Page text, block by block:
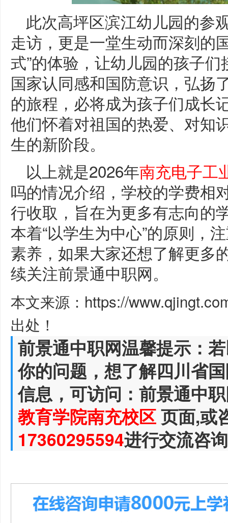
此次高坪区滨江幼儿园的参
走访，更是一堂生动而深刻的
式”的体验，让幼儿园的孩子
国家认同感和国防意识，弘扬
的旅程，必将成为孩子们成长
他们怀着对祖国的热爱、对知
生的新阶段。
以上就是2026年南充电子工
吗的情况介绍，学校的学费相
行收取，旨在为更多有志向的
本着“以学生为中心”的原则，
素养，如果大家还想了解更多
续关注前景通中职网。
本文来源：https://
出处！
前景通中职网温馨提示：
你的问题，想了解四川省
信息，可访问：前景通中
教育学院南充校区页面,或
17360295594进行交流咨